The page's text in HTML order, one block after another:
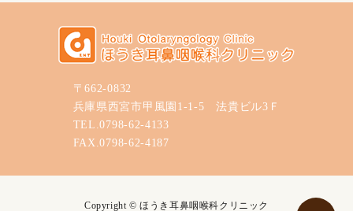
〒662-0832
兵庫県西宮市甲風園1-1-5 法貴ビル3Ｆ
TEL.0798-62-4133
FAX.0798-62-4187
Copyright © ほうき耳鼻咽喉科クリニック